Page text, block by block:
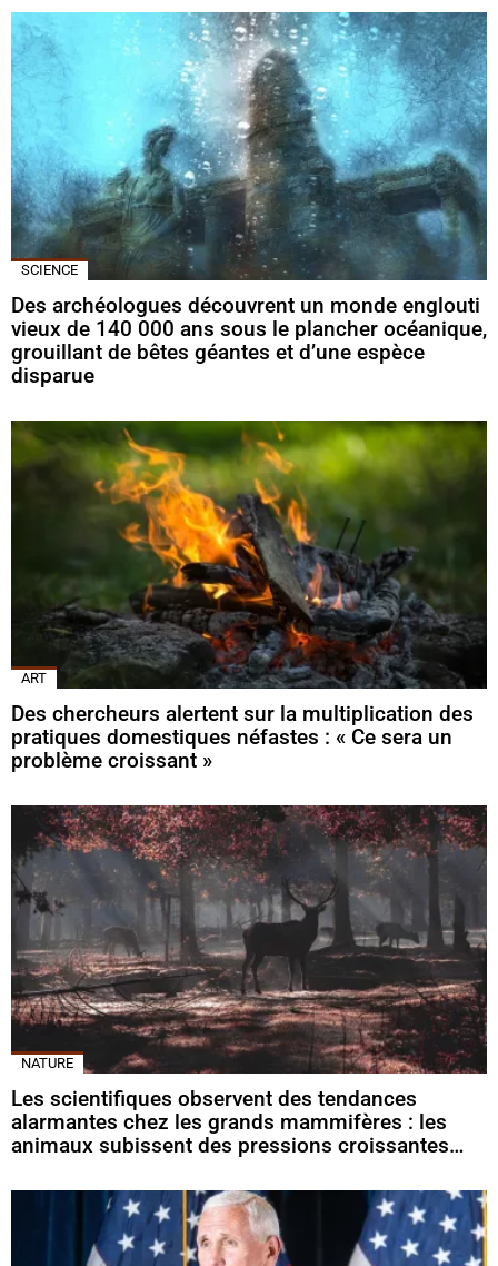
SCIENCE
Des archéologues découvrent un monde englouti
vieux de 140 000 ans sous le plancher océanique,
grouillant de bêtes géantes et d’une espèce
disparue
ART
Des chercheurs alertent sur la multiplication des
pratiques domestiques néfastes : « Ce sera un
problème croissant »
NATURE
Les scientifiques observent des tendances
alarmantes chez les grands mammifères : les
animaux subissent des pressions croissantes…